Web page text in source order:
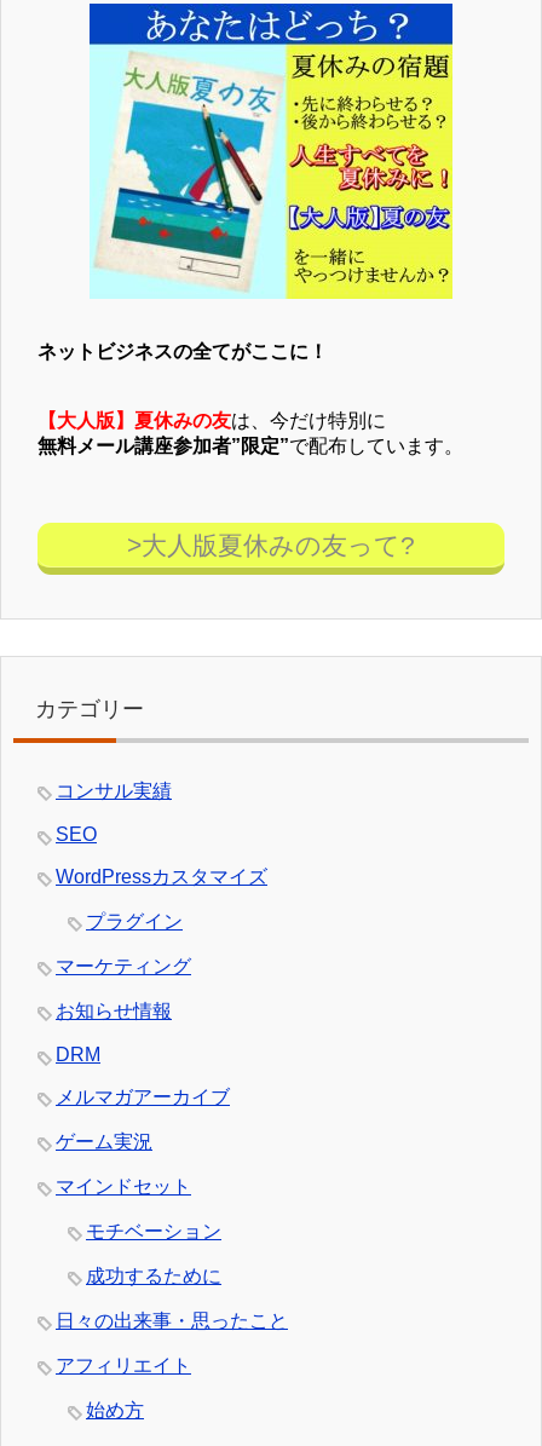
ネットビジネスの全てがここに！
【大人版】夏休みの友は、今だけ特別に
無料メール講座参加者”限定”で配布しています。
>大人版夏休みの友って?
カテゴリー
コンサル実績
SEO
WordPressカスタマイズ
プラグイン
マーケティング
お知らせ情報
DRM
メルマガアーカイブ
ゲーム実況
マインドセット
モチベーション
成功するために
日々の出来事・思ったこと
アフィリエイト
始め方